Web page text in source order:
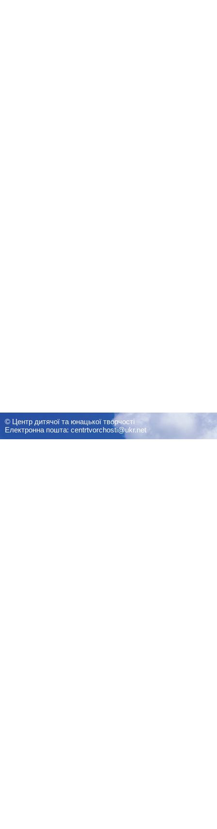
© Центр дитячої та юнацької творчості
Електронна пошта: centrtvorchosti@ukr.net